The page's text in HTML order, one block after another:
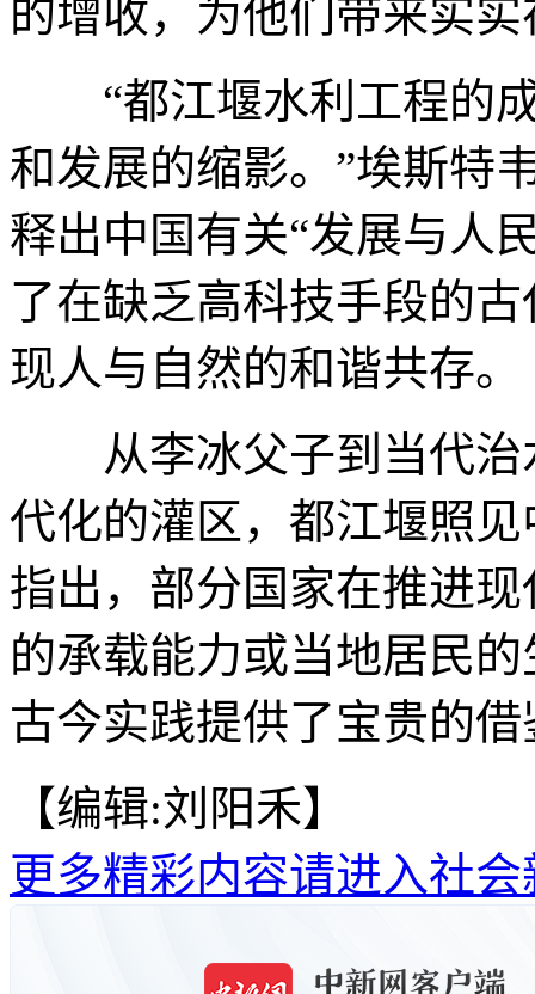
的增收，为他们带来实
“都江堰水利工程的成
和发展的缩影。”埃斯特
释出中国有关“发展与人
了在缺乏高科技手段的
现人与自然的和谐共存。
从李冰父子到当代治
代化的灌区，都江堰照
指出，部分国家在推进
的承载能力或当地居民
古今实践提供了宝贵的
【编辑:刘阳禾】
更多精彩内容请进入社会